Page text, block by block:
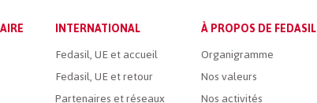
INTERNATIONAL
Fedasil, UE et accueil
Fedasil, UE et retour
À PROPOS DE FEDASIL
Organigramme
Nos valeurs